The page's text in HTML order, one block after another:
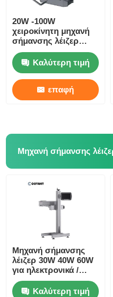
20W -100W
χειροκίνητη μηχανή
σήμανσης λέιζερ
φορητή μηχανή
κωδικοποίησης
λέιζερ
Καλύτερη τιμή
επαφή
Μηχανή σήμανσης
Μηχανή σήμανσης
λέιζερ 30W 40W 60W
για ηλεκτρονικά /
φαρμακευτικά
προϊόνταΚαλύτερη τιμή